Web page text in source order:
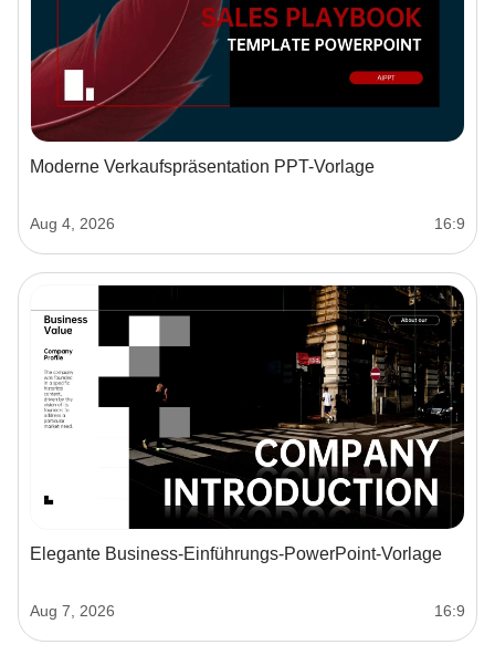
Moderne Verkaufspräsentation PPT-Vorlage
Aug 4, 2026 16:9
Elegante Business-Einführungs-PowerPoint-Vorlage
Aug 7, 2026 16:9